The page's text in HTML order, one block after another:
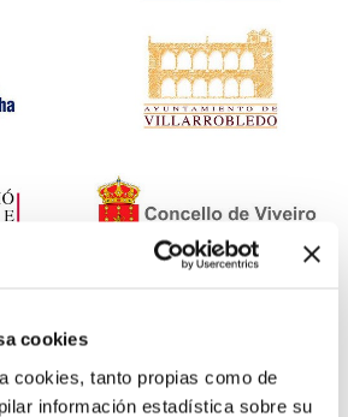
cookies
cookies, tanto propias como de
información estadística sobre su